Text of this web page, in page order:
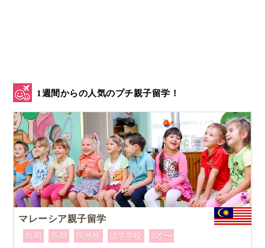
1週間からの人気のプチ親子留学！
マレーシア親子留学
短期 長期 現地校 語学学校
0才〜